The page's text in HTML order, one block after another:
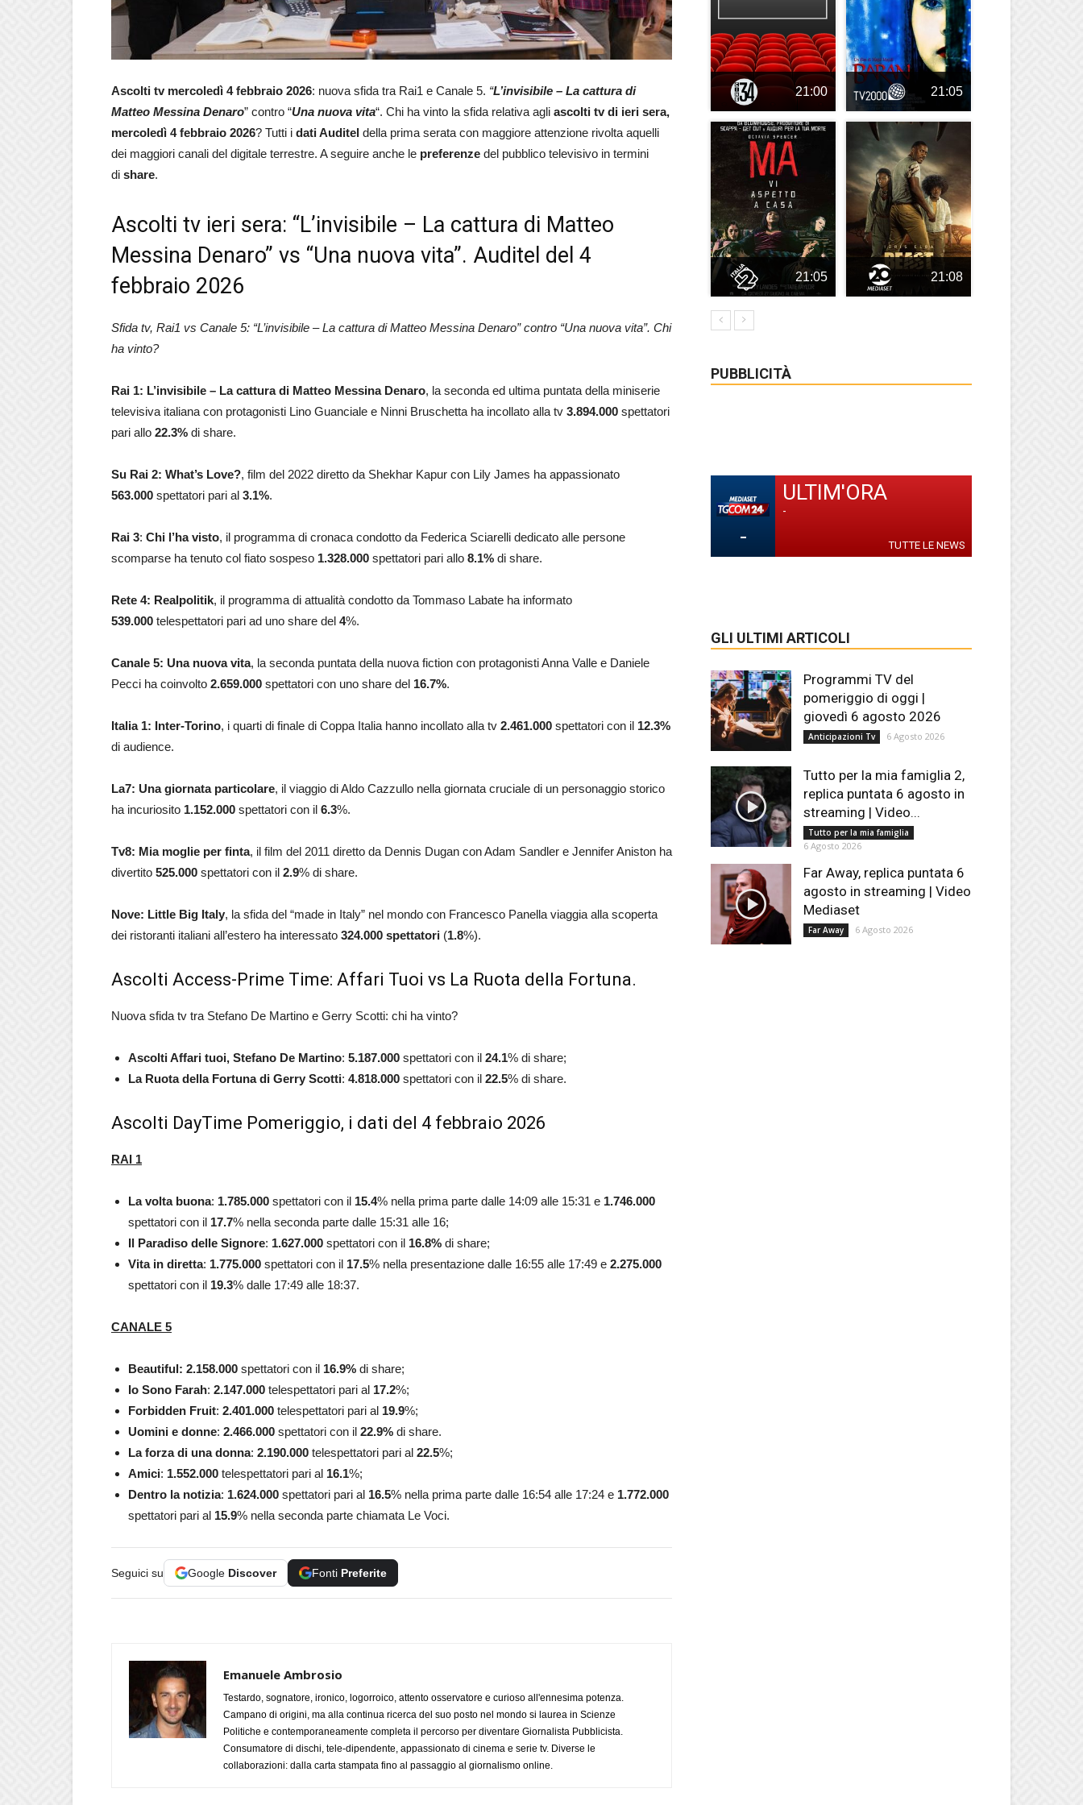
Ascolti tv mercoledì 4 febbraio 2026: nuova sfida tra Rai1 e Canale 5. “L’invisibile – La cattura di
Matteo Messina Denaro” contro “Una nuova vita“. Chi ha vinto la sfida relativa agli ascolti tv di ieri sera,
mercoledì 4 febbraio 2026? Tutti i dati Auditel della prima serata con maggiore attenzione rivolta aquelli
dei maggiori canali del digitale terrestre. A seguire anche le preferenze del pubblico televisivo in termini
di share.
Ascolti tv ieri sera: “L’invisibile – La cattura di Matteo
Messina Denaro” vs “Una nuova vita”. Auditel del 4
febbraio 2026
Sfida tv, Rai1 vs Canale 5: “L’invisibile – La cattura di Matteo Messina Denaro” contro “Una nuova vita”. Chi
ha vinto?
Rai 1: L’invisibile – La cattura di Matteo Messina Denaro, la seconda ed ultima puntata della miniserie
televisiva italiana con protagonisti Lino Guanciale e Ninni Bruschetta ha incollato alla tv 3.894.000 spettatori
pari allo 22.3% di share.
Su Rai 2: What’s Love?, film del 2022 diretto da Shekhar Kapur con Lily James ha appassionato
563.000 spettatori pari al 3.1%.
Rai 3: Chi l’ha visto, il programma di cronaca condotto da Federica Sciarelli dedicato alle persone
scomparse ha tenuto col fiato sospeso 1.328.000 spettatori pari allo 8.1% di share.
Rete 4: Realpolitik, il programma di attualità condotto da Tommaso Labate ha informato
539.000 telespettatori pari ad uno share del 4%.
Canale 5: Una nuova vita, la seconda puntata della nuova fiction con protagonisti Anna Valle e Daniele
Pecci ha coinvolto 2.659.000 spettatori con uno share del 16.7%.
Italia 1: Inter-Torino, i quarti di finale di Coppa Italia hanno incollato alla tv 2.461.000 spettatori con il 12.3%
di audience.
La7: Una giornata particolare, il viaggio di Aldo Cazzullo nella giornata cruciale di un personaggio storico
ha incuriosito 1.152.000 spettatori con il 6.3%.
Tv8: Mia moglie per finta, il film del 2011 diretto da Dennis Dugan con Adam Sandler e Jennifer Aniston ha
divertito 525.000 spettatori con il 2.9% di share.
Nove: Little Big Italy, la sfida del “made in Italy” nel mondo con Francesco Panella viaggia alla scoperta
dei ristoranti italiani all’estero ha interessato 324.000 spettatori (1.8%).
Ascolti Access-Prime Time: Affari Tuoi vs La Ruota della Fortuna.
Nuova sfida tv tra Stefano De Martino e Gerry Scotti: chi ha vinto?
Ascolti Affari tuoi, Stefano De Martino: 5.187.000 spettatori con il 24.1% di share;
La Ruota della Fortuna di Gerry Scotti: 4.818.000 spettatori con il 22.5% di share.
Ascolti DayTime Pomeriggio, i dati del 4 febbraio 2026
RAI 1
La volta buona: 1.785.000 spettatori con il 15.4% nella prima parte dalle 14:09 alle 15:31 e 1.746.000
spettatori con il 17.7% nella seconda parte dalle 15:31 alle 16;
Il Paradiso delle Signore: 1.627.000 spettatori con il 16.8% di share;
Vita in diretta: 1.775.000 spettatori con il 17.5% nella presentazione dalle 16:55 alle 17:49 e 2.275.000
spettatori con il 19.3% dalle 17:49 alle 18:37.
CANALE 5
Beautiful: 2.158.000 spettatori con il 16.9% di share;
Io Sono Farah: 2.147.000 telespettatori pari al 17.2%;
Forbidden Fruit: 2.401.000 telespettatori pari al 19.9%;
Uomini e donne: 2.466.000 spettatori con il 22.9% di share.
La forza di una donna: 2.190.000 telespettatori pari al 22.5%;
Amici: 1.552.000 telespettatori pari al 16.1%;
Dentro la notizia: 1.624.000 spettatori pari al 16.5% nella prima parte dalle 16:54 alle 17:24 e 1.772.000
spettatori pari al 15.9% nella seconda parte chiamata Le Voci.
Seguici su Google Discover Fonti Preferite
Emanuele Ambrosio
Testardo, sognatore, ironico, logorroico, attento osservatore e curioso all'ennesima potenza.
Campano di origini, ma alla continua ricerca del suo posto nel mondo si laurea in Scienze
Politiche e contemporaneamente completa il percorso per diventare Giornalista Pubblicista.
Consumatore di dischi, tele-dipendente, appassionato di cinema e serie tv. Diverse le
collaborazioni: dalla carta stampata fino al passaggio al giornalismo online.
21:00 21:05
21:05 21:08
PUBBLICITÀ
-
ULTIM'ORA
-
TUTTE LE NEWS
GLI ULTIMI ARTICOLI
Programmi TV del
pomeriggio di oggi |
giovedì 6 agosto 2026
Anticipazioni Tv 6 Agosto 2026
Tutto per la mia famiglia 2,
replica puntata 6 agosto in
streaming | Video...
Tutto per la mia famiglia
6 Agosto 2026
Far Away, replica puntata 6
agosto in streaming | Video
Mediaset
Far Away 6 Agosto 2026